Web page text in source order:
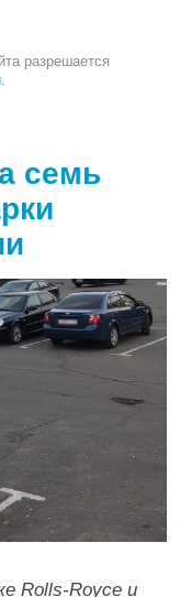
разрешается
.
семь
Rolls-Royce и